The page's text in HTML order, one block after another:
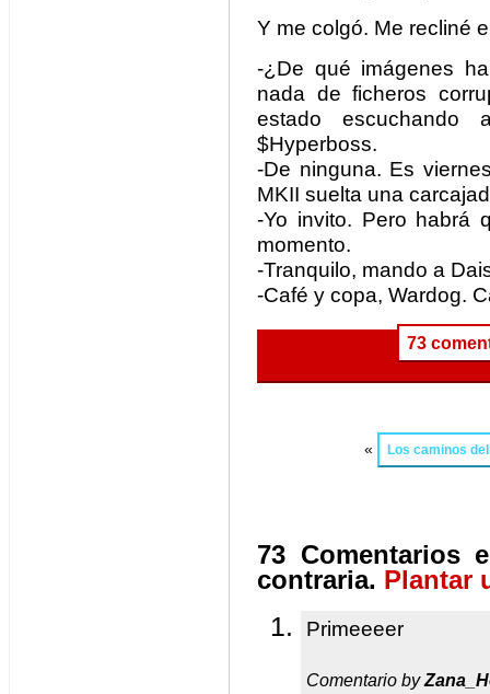
Y me colgó. Me recliné
-¿De qué imágenes
nada de ficheros
estado escuchando
$Hyperboss.
-De ninguna. Es
MKII suelta una
-Yo invito. Pero habrá
momento.
-Tranquilo, mando a
-Café y copa, Wardog.
73
« Los caminos
73 Comentarios
contraria. Plantar
Primeeeer
Comentario by